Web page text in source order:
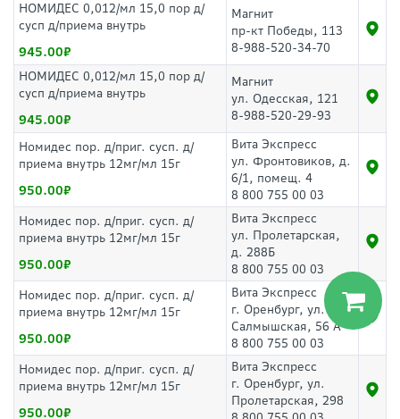
НОМИДЕС 0,012/мл 15,0 пор д/
сусп д/приема внутрь
945.00
Магнит
пр-кт Победы, 113
8-988-520-34-70
НОМИДЕС 0,012/мл 15,0 пор д/
сусп д/приема внутрь
945.00
Магнит
ул. Одесская, 121
8-988-520-29-93
Номидес пор. д/приг. сусп. д/
приема внутрь 12мг/мл 15г
950.00
Вита Экспресс
ул. Фронтовиков, д.
6/1, помещ. 4
8 800 755 00 03
Номидес пор. д/приг. сусп. д/
приема внутрь 12мг/мл 15г
950.00
Вита Экспресс
ул. Пролетарская,
д. 288Б
8 800 755 00 03
Номидес пор. д/приг. сусп. д/
приема внутрь 12мг/мл 15г
950.00
Вита Экспресс
г. Оренбург, ул.
Салмышская, 56 А
8 800 755 00 03
Номидес пор. д/приг. сусп. д/
приема внутрь 12мг/мл 15г
950.00
Вита Экспресс
г. Оренбург, ул.
Пролетарская, 298